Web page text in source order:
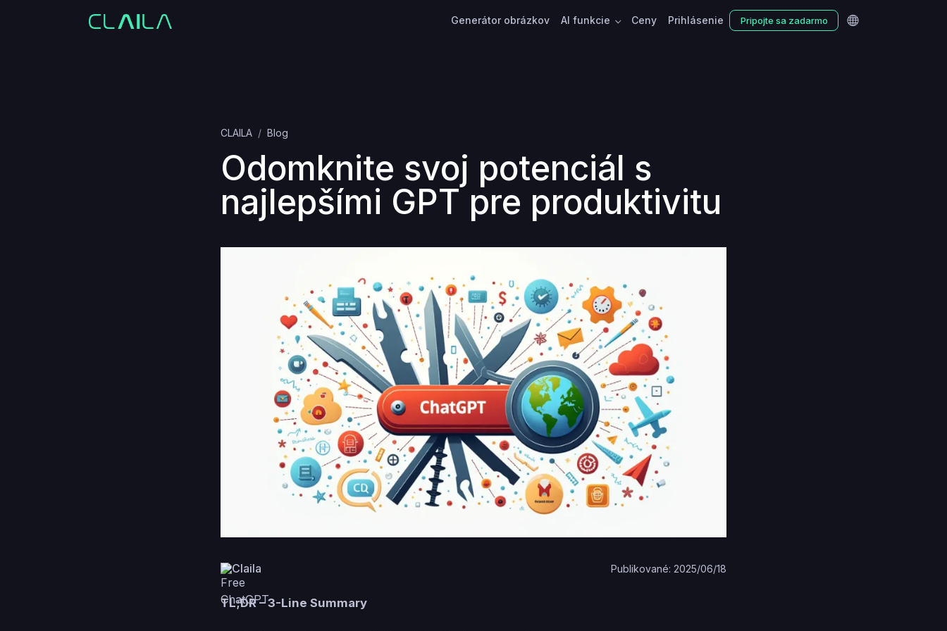
Generátor obrázkov AI funkcie Ceny Prihlásenie Pripojte sa zadarmo
CLAILA Blog
Odomknite svoj potenciál s
najlepšími GPT pre produktivitu
Claila Publikované: 2025/06/18
TL;DR – 3-Line Summary